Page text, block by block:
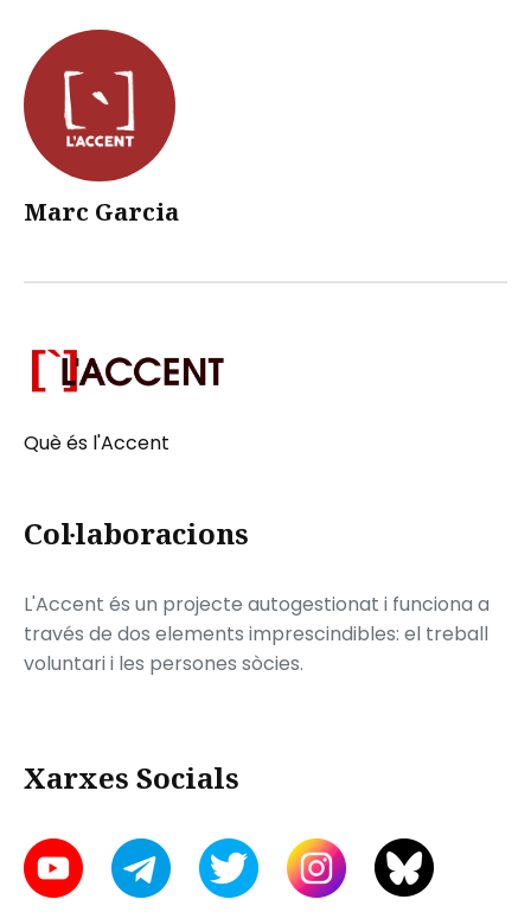
Marc Garcia
Què és l'Accent
Col·laboracions
L'Accent és un projecte autogestionat i funciona a
través de dos elements imprescindibles: el treball
voluntari i les persones sòcies.
Xarxes Socials